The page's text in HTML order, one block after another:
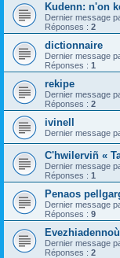
Kudenn: n'on
Dernier message
Réponses : 2
dictionnaire
Dernier message
Réponses : 1
rekipe
Dernier message
Réponses : 2
ivinell
Dernier message
C'hwilerviñ «
Dernier message
Réponses : 1
Penaos
Dernier message
Réponses : 9
Dernier message
Réponses : 2